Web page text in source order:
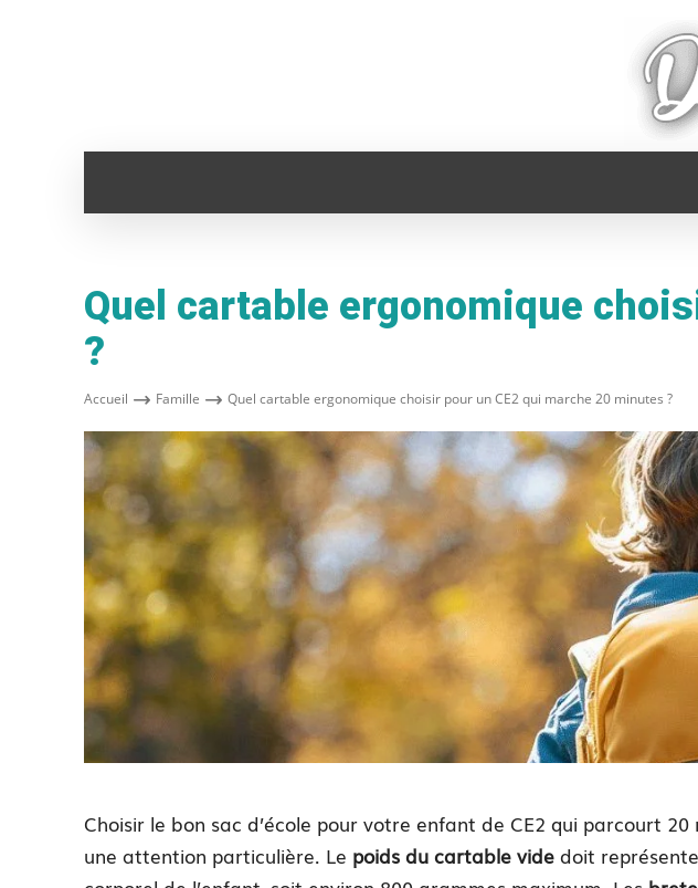
Quel cartable ergonomique
?
Accueil Famille Quel cartable ergonomique choisir pour un CE2 qui marche 20 minutes ?
Choisir le bon sac d’école pour votre enfant de CE2 qui parcourt
une attention particulière. Le poids du cartable vide doit